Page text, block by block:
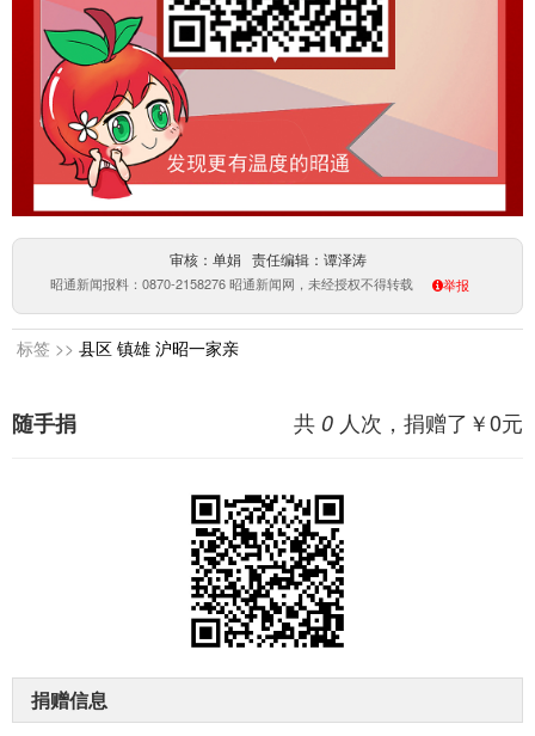
审核：单娟 责任编辑：谭泽涛
昭通新闻报料：0870-2158276 昭通新闻网，未经授权不得转载 举报
标签 >> 县区 镇雄 沪昭一家亲
共 0 人次，捐赠了￥0元
随手捐
捐赠信息